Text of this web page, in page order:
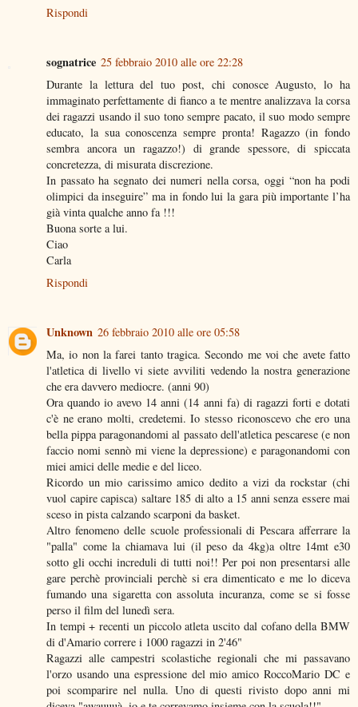
Rispondi
sognatrice 25 febbraio 2010 alle ore 22:28
Durante la lettura del tuo post, chi conosce Augusto, lo ha
immaginato perfettamente di fianco a te mentre analizzava la corsa
dei ragazzi usando il suo tono sempre pacato, il suo modo sempre
educato, la sua conoscenza sempre pronta! Ragazzo (in fondo
sembra ancora un ragazzo!) di grande spessore, di spiccata
concretezza, di misurata discrezione.
In passato ha segnato dei numeri nella corsa, oggi “non ha podi
olimpici da inseguire” ma in fondo lui la gara più importante l’ha
già vinta qualche anno fa !!!
Buona sorte a lui.
Ciao
Carla
Rispondi
Unknown 26 febbraio 2010 alle ore 05:58
Ma, io non la farei tanto tragica. Secondo me voi che avete fatto
l'atletica di livello vi siete avviliti vedendo la nostra generazione
che era davvero mediocre. (anni 90)
Ora quando io avevo 14 anni (14 anni fa) di ragazzi forti e dotati
c'è ne erano molti, credetemi. Io stesso riconoscevo che ero una
bella pippa paragonandomi al passato dell'atletica pescarese (e non
faccio nomi sennò mi viene la depressione) e paragonandomi con
miei amici delle medie e del liceo.
Ricordo un mio carissimo amico dedito a vizi da rockstar (chi
vuol capire capisca) saltare 185 di alto a 15 anni senza essere mai
sceso in pista calzando scarponi da basket.
Altro fenomeno delle scuole professionali di Pescara afferrare la
"palla" come la chiamava lui (il peso da 4kg)a oltre 14mt e30
sotto gli occhi increduli di tutti noi!! Per poi non presentarsi alle
gare perchè provinciali perchè si era dimenticato e me lo diceva
fumando una sigaretta con assoluta incuranza, come se si fosse
perso il film del lunedì sera.
In tempi + recenti un piccolo atleta uscito dal cofano della BMW
di d'Amario correre i 1000 ragazzi in 2'46"
Ragazzi alle campestri scolastiche regionali che mi passavano
l'orzo usando una espressione del mio amico RoccoMario DC e
poi scomparire nel nulla. Uno di questi rivisto dopo anni mi